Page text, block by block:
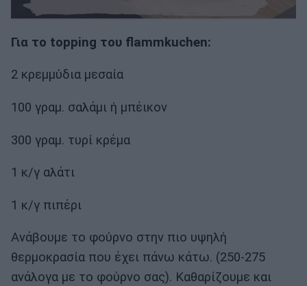
Για το topping του flammkuchen:
2 κρεμμύδια μεσαία
100 γραμ. σαλάμι ή μπέικον
300 γραμ. τυρί κρέμα
1 κ/γ αλάτι
1 κ/γ πιπέρι
Ανάβουμε το φούρνο στην πιο υψηλή
θερμοκρασία που έχει πάνω κάτω. (250-275
ανάλογα με το φούρνο σας). Καθαρίζουμε και